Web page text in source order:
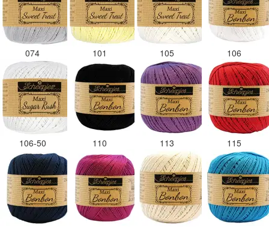
074 101 105 106
106-50 110 113 115